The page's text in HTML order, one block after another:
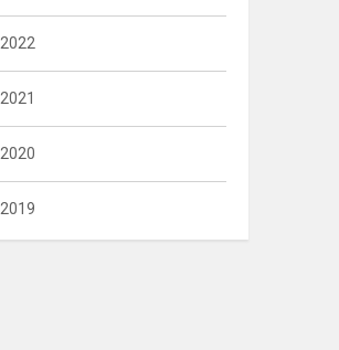
2022
2021
2020
2019